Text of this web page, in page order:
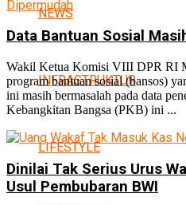
NEWS
INFRASTRUKTUR
LIFESTYLE
Data Bantuan Sosial
Wakil Ketua Komisi VIII DPR RI
program bantuan sosial (bansos)
ini masih bermasalah pada data
Kebangkitan Bangsa (PKB) ini ...
Dinilai Tak Serius Urus
Usul Pembubaran BWI